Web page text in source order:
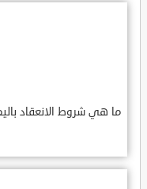
ما هي شروط الانعقاد